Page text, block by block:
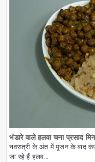
भंडारे वाले हलवा चना प्रसाद
नवरात्री के अंत में पूजन के बाद
जा रहे हैं हलव...